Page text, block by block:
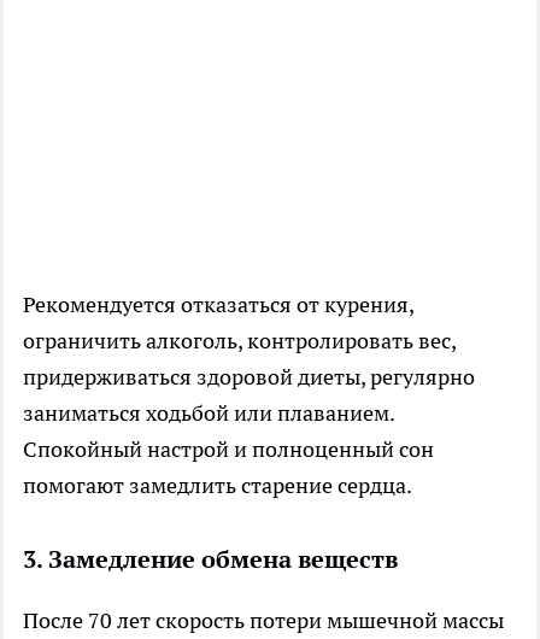
Рекомендуется отказаться от курения,
ограничить алкоголь, контролировать вес,
придерживаться здоровой диеты, регулярно
заниматься ходьбой или плаванием.
Спокойный настрой и полноценный сон
помогают замедлить старение сердца.
3. Замедление обмена веществ
После 70 лет скорость потери мышечной массы